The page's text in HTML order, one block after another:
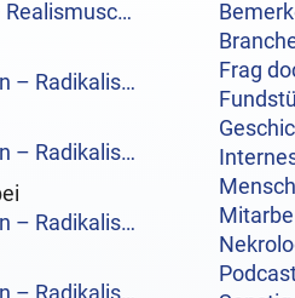
Realismusc…
– Radikalis…
– Radikalis…
– Radikalis…
Frag